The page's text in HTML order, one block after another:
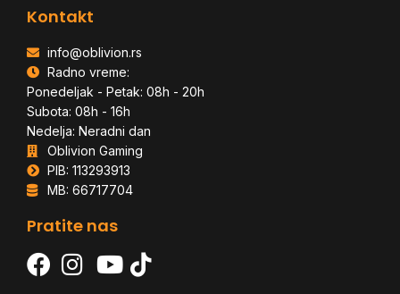
Kontakt
info@oblivion.rs
Radno vreme:
Ponedeljak - Petak: 08h - 20h
Subota: 08h - 16h
Nedelja: Neradni dan
Oblivion Gaming
PIB: 113293913
MB: 66717704
Pratite nas